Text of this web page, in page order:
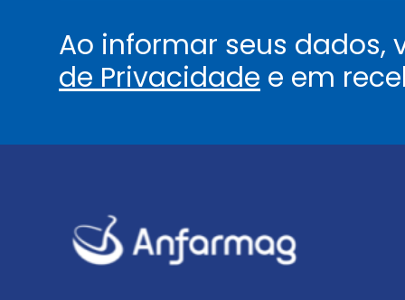
Ao informar seus
de Privacidade e em